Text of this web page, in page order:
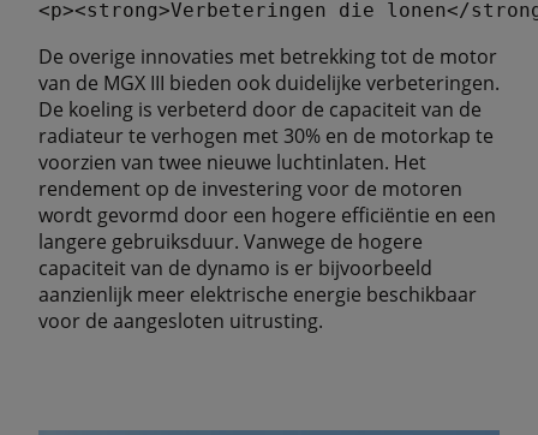
De overige innovaties met betrekking tot de motor
van de MGX III bieden ook duidelijke verbeteringen.
De koeling is verbeterd door de capaciteit van de
radiateur te verhogen met 30% en de motorkap te
voorzien van twee nieuwe luchtinlaten. Het
rendement op de investering voor de motoren
wordt gevormd door een hogere efficiëntie en een
langere gebruiksduur. Vanwege de hogere
capaciteit van de dynamo is er bijvoorbeeld
aanzienlijk meer elektrische energie beschikbaar
voor de aangesloten uitrusting.